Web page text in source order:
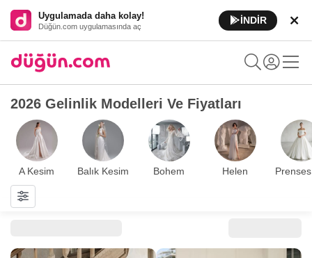
Uygulamada daha kolay!
Düğün.com uygulamasında aç
İNDİR
2026 Gelinlik Modelleri Ve Fiyatları
A Kesim Balık Kesim Bohem Helen